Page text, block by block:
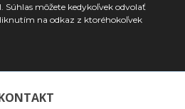
Súhlas môžete kedykoľvek odvolať
na odkaz z ktoréhokoľvek